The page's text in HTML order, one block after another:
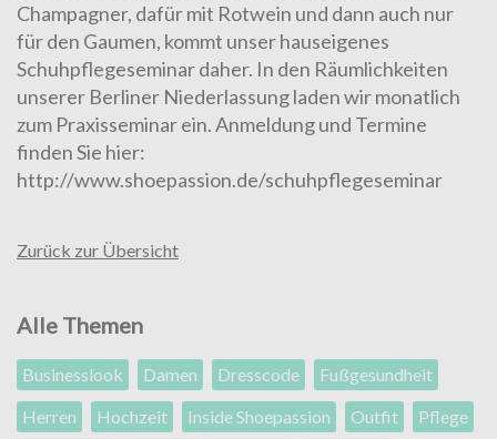
Champagner, dafür mit Rotwein und dann auch nur
für den Gaumen, kommt unser hauseigenes
Schuhpflegeseminar daher. In den Räumlichkeiten
unserer Berliner Niederlassung laden wir monatlich
zum Praxisseminar ein. Anmeldung und Termine
finden Sie hier:
http://www.shoepassion.de/schuhpflegeseminar
Zurück zur Übersicht
Alle Themen
Businesslook Damen Dresscode
Fußgesundheit
Herren
Hochzeit Inside Shoepassion Outfit
Pflege